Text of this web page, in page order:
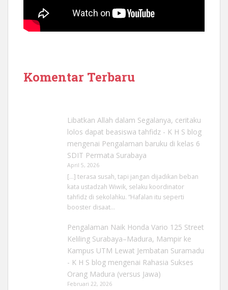
Komentar Terbaru
Libatkan Allah dalam Segalanya, ceritaku
lolos dapat beasiswa tahfidz - K H S blog
mengenai Pengalaman baruku di kelas 6
SDIT Permata Surabaya
April 5, 2026
[…] terasa susah, tapi jangan dijadikan beban
kata ustadzah Wiwik, selaku koordinator
tahfidz di sekolahku. “Hafalan itu seperti
booster disaat…
Pengalaman Naik Honda Vario 125 Street
Keliling Surabaya–Madura, Mampir ke
Kampus UTM Lewat Jembatan Suramadu
- K H S blogmengenai Rahasia Sukses
Orang Madura (versus Jawa)
Februari 22, 2026